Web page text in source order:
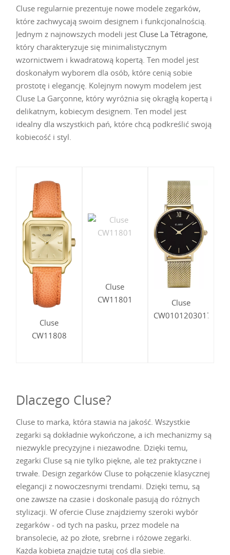
Cluse regularnie prezentuje nowe modele zegarków,
które zachwycają swoim designem i funkcjonalnością.
Jednym z najnowszych modeli jest Cluse La Tétragone,
który charakteryzuje się minimalistycznym
wzornictwem i kwadratową kopertą. Ten model jest
doskonałym wyborem dla osób, które cenią sobie
prostotę i elegancję. Kolejnym nowym modelem jest
Cluse La Garçonne, który wyróżnia się okrągłą kopertą i
delikatnym, kobiecym designem. Ten model jest
idealny dla wszystkich pań, które chcą podkreślić swoją
kobiecość i styl.
Cluse
CW11808
Cluse
CW11801
Cluse
CW0101203017
Dlaczego Cluse?
Cluse to marka, która stawia na jakość. Wszystkie
zegarki są dokładnie wykończone, a ich mechanizmy są
niezwykle precyzyjne i niezawodne. Dzięki temu,
zegarki Cluse są nie tylko piękne, ale też praktyczne i
trwałe. Design zegarków Cluse to połączenie klasycznej
elegancji z nowoczesnymi trendami. Dzięki temu, są
one zawsze na czasie i doskonale pasują do różnych
stylizacji. W ofercie Cluse znajdziemy szeroki wybór
zegarków - od tych na pasku, przez modele na
bransolecie, aż po złote, srebrne i różowe zegarki.
Każda kobieta znajdzie tutaj coś dla siebie.